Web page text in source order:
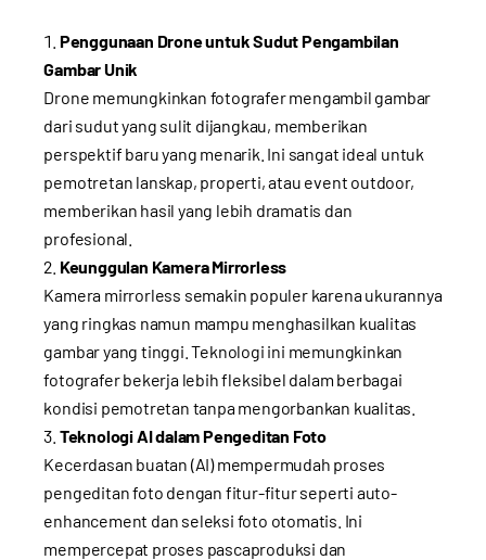
Penggunaan Drone untuk Sudut Pengambilan
Gambar Unik
Drone memungkinkan fotografer mengambil gambar
dari sudut yang sulit dijangkau, memberikan
perspektif baru yang menarik. Ini sangat ideal untuk
pemotretan lanskap, properti, atau event outdoor,
memberikan hasil yang lebih dramatis dan
profesional.
Keunggulan Kamera Mirrorless
Kamera mirrorless semakin populer karena ukurannya
yang ringkas namun mampu menghasilkan kualitas
gambar yang tinggi. Teknologi ini memungkinkan
fotografer bekerja lebih fleksibel dalam berbagai
kondisi pemotretan tanpa mengorbankan kualitas.
Teknologi AI dalam Pengeditan Foto
Kecerdasan buatan (AI) mempermudah proses
pengeditan foto dengan fitur-fitur seperti auto-
enhancement dan seleksi foto otomatis. Ini
mempercepat proses pascaproduksi dan